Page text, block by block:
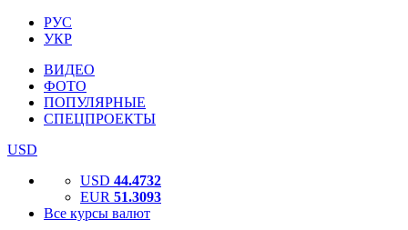
РУС
УКР
ВИДЕО
ФОТО
ПОПУЛЯРНЫЕ
СПЕЦПРОЕКТЫ
USD
USD 44.4732
EUR 51.3093
Все курсы валют